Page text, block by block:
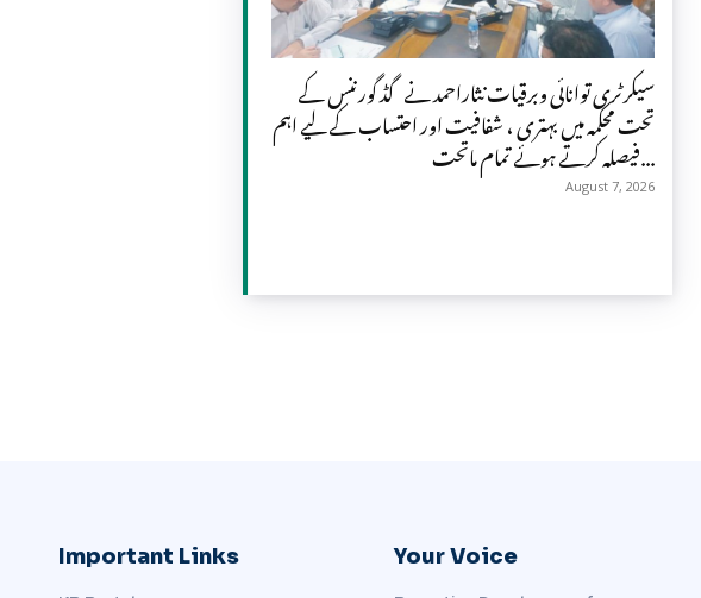
سیکرٹری توانائی وبرقیات نثاراحمد نے گڈ گورننس کے
تحت محکمہ میں بہتری ، شفافیت اور احتساب کے لیے اہم
فیصلہ کرتے ہوئے تمام ماتحت...
August 7, 2026
Important Links Your Voice